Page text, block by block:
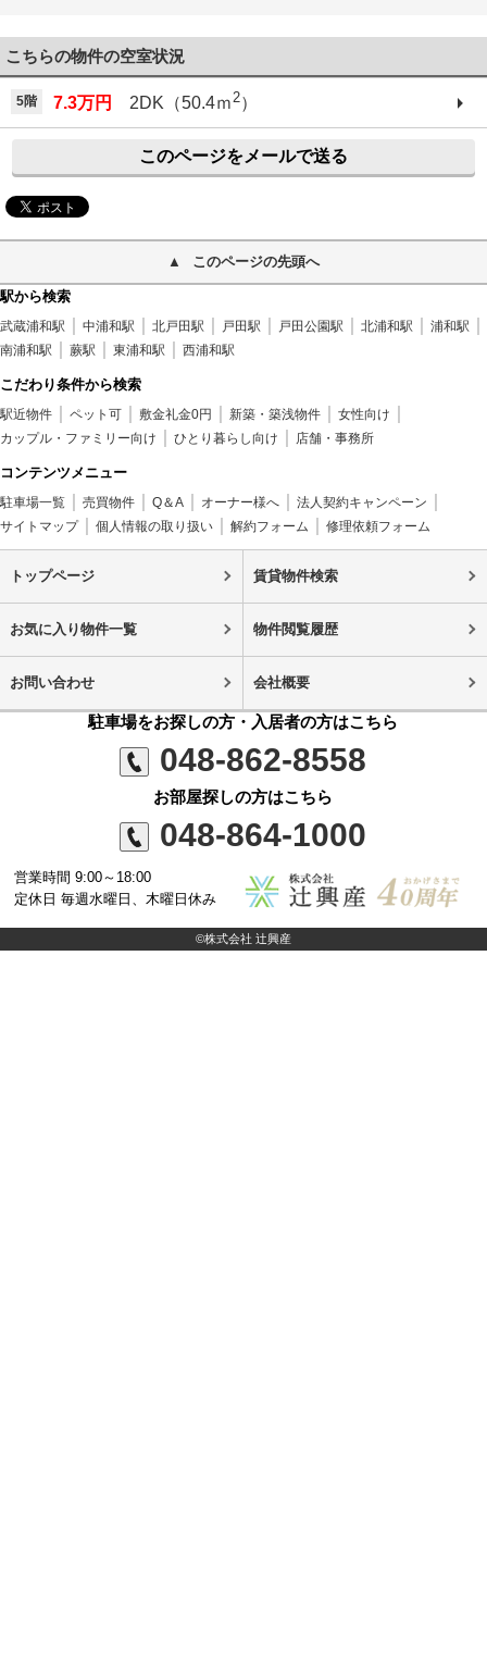
こちらの物件の空室状況
5階 7.3万円 2DK（50.4ｍ2）
このページをメールで送る
このページの先頭へ
駅から検索
武蔵浦和駅 中浦和駅 北戸田駅 戸田駅 戸田公園駅 北浦和駅
浦和駅
南浦和駅
蕨駅 東浦和駅 西浦和駅
こだわり条件から検索
駅近物件 ペット可 敷金礼金0円 新築・築浅物件
女性向け
カップル・ファミリー向け
ひとり暮らし向け 店舗・事務所
コンテンツメニュー
駐車場一覧 売買物件 Q＆A オーナー様へ
法人契約キャンペーン
サイトマップ
個人情報の取り扱い 解約フォーム 修理依頼フォーム
トップページ 賃貸物件検索
お気に入り物件一覧 物件閲覧履歴
お問い合わせ 会社概要
駐車場をお探しの方・入居者の方はこちら
048-862-8558
お部屋探しの方はこちら
048-864-1000
営業時間 9:00～18:00
定休日 毎週水曜日、木曜日休み
©株式会社 辻興産